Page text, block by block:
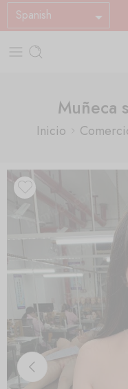
Spanish
Muñeca
Inicio